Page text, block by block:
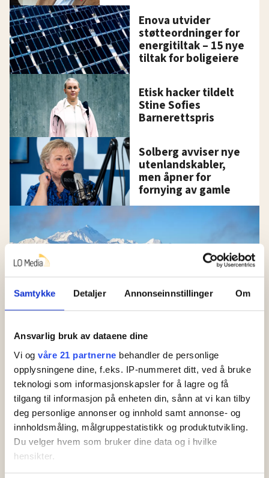
Samtykke Detaljer Annonseinnstillinger Om
Ansvarlig bruk av dataene dine
Vi og våre 21 partnerne behandler de personlige
opplysningene dine, f.eks. IP-nummeret ditt, ved å bruke
teknologi som informasjonskapsler for å lagre og få
tilgang til informasjon på enheten din, sånn at vi kan tilby
deg personlige annonser og innhold samt annonse- og
innholdsmåling, målgruppestatistikk og produktutvikling.
Du velger hvem som bruker dine data og i hvilke
hensikter.
Enova utvider
støtteordninger for
energitiltak – 15 nye
tiltak for boligeiere
Etisk hacker tildelt
Stine Sofies
Barnerettspris
Solberg avviser nye
utenlandskabler,
men åpner for
fornying av gamle
Kina bygger verdens
største solpark på
Tibetplatået – dobbelt så
stor som Oslo
Svenske Vattenfall